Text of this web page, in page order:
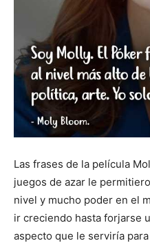
Las frases de la película
juegos de azar le
nivel y mucho poder en el
ir creciendo hasta forjarse
aspecto que le serviría